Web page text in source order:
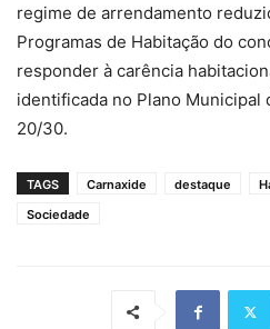
regime de arrendamento
Programas de Habitação do
responder à carência
identificada no Plano Municipal
20/30.
TAGS Carnaxide destaque
Sociedade